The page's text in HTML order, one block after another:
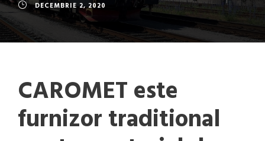
DECEMBRIE 2, 2020
CAROMET este
furnizor traditional